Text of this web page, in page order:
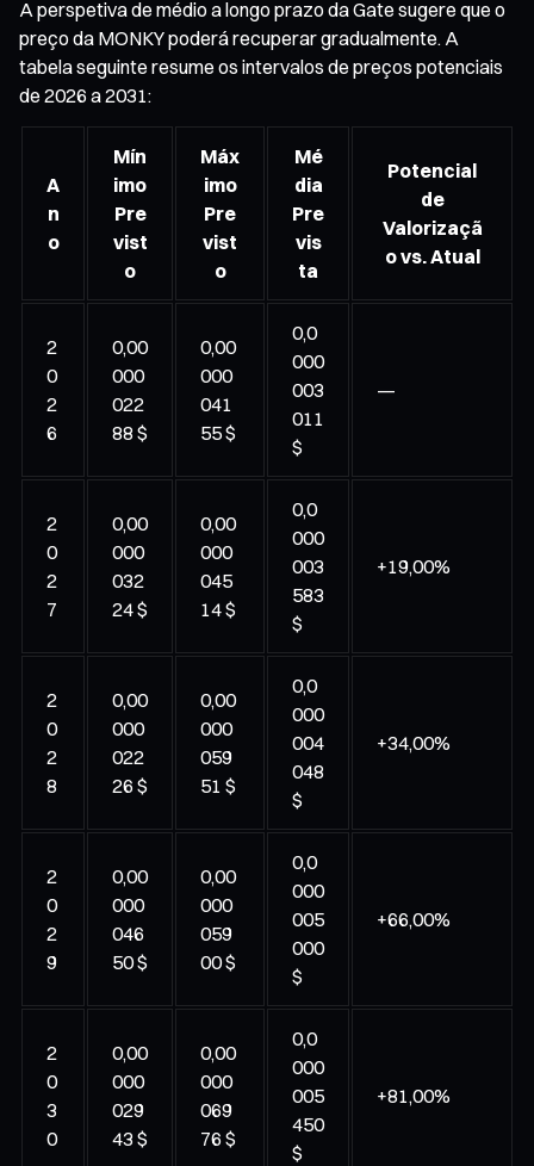
A perspetiva de médio a longo prazo da Gate sugere que o
preço da MONKY poderá recuperar gradualmente. A
tabela seguinte resume os intervalos de preços potenciais
de 2026 a 2031:
A
n
o
Mín
imo
Pre
vist
o
Máx
imo
Pre
vist
o
Mé
dia
Pre
vis
ta
Potencial
de
Valorizaçã
o vs. Atual
2
0
2
6
0,00
000
022
88 $
0,00
000
041
55 $
0,0
000
003
011
$
—
2
0
2
7
0,00
000
032
24 $
0,00
000
045
14 $
0,0
000
003
583
$
+19,00%
2
0
2
8
0,00
000
022
26 $
0,00
000
059
51 $
0,0
000
004
048
$
+34,00%
2
0
2
9
0,00
000
046
50 $
0,00
000
059
00 $
0,0
000
005
000
$
+66,00%
2
0
3
0
0,00
000
029
43 $
0,00
000
069
76 $
0,0
000
005
450
$
+81,00%